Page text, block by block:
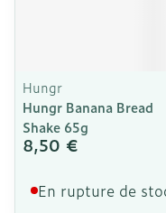
Hungr
Hungr Banana Bread
Shake 65g
8,50 €
En rupture de